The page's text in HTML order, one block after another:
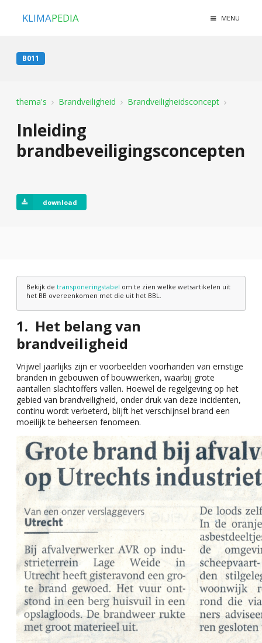
KLIMAPEDIA MENU
B011
thema's Brandveiligheid Brandveiligheidsconcept
Inleiding
brandbeveiligingsconcepten
download
Bekijk de transponeringstabel om te zien welke wetsartikelen uit
het BB overeenkomen met die uit het BBL.
Het belang van
brandveiligheid
Vrijwel jaarlijks zijn er voorbeelden voorhanden van ernstige
branden in gebouwen of bouwwerken, waarbij grote
aantallen slachtoffers vallen. Hoewel de regelgeving op het
gebied van brandveiligheid, onder druk van deze incidenten,
continu wordt verbeterd, blijft het verschijnsel brand een
moeilijk te beheersen fenomeen.